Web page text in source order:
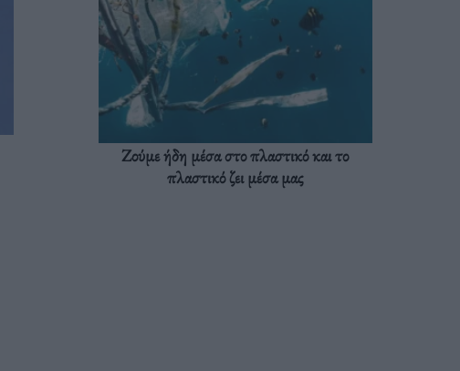
Ζούμε ήδη μέσα στο πλαστικό και το
πλαστικό ζει μέσα μας